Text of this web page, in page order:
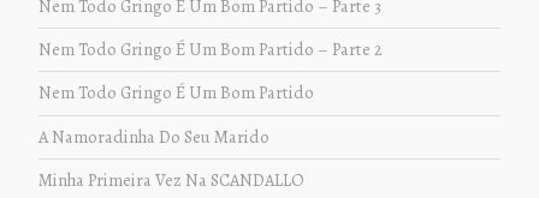
Nem Todo Gringo É Um Bom Partido – Parte 3
Nem Todo Gringo É Um Bom Partido – Parte 2
Nem Todo Gringo É Um Bom Partido
A Namoradinha Do Seu Marido
Minha Primeira Vez Na SCANDALLO